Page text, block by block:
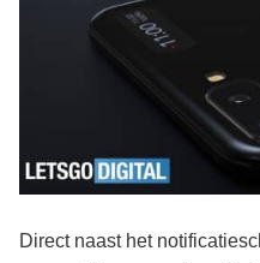
Direct naast het